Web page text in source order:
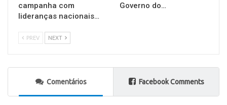
campanha com
lideranças nacionais…
Governo do…
PREV NEXT
Comentários Facebook Comments